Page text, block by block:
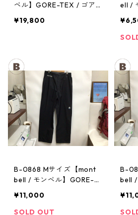
ベル】GORE-TEX / ゴア
ト：ストームクルーザー
¥19,800
ell /
ズ
B-0868 Mサイズ【mont
bell / モンベル】GORE-T
パンツ：メンズBK
¥11,000
SOLD OUT
B-
bell /
パン